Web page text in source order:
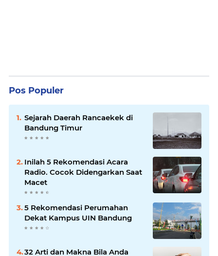
Pos Populer
Sejarah Daerah Rancaekek di
Bandung Timur
Inilah 5 Rekomendasi Acara
Radio. Cocok Didengarkan Saat
Macet
5 Rekomendasi Perumahan
Dekat Kampus UIN Bandung
32 Arti dan Makna Bila Anda